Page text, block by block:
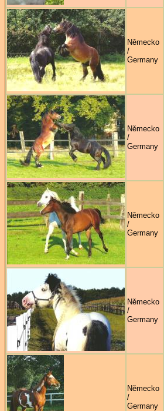
Německo
/
Germany
Německo
/
Germany
Německo
/
Germany
Německo
/
Germany
Německo
/
Germany